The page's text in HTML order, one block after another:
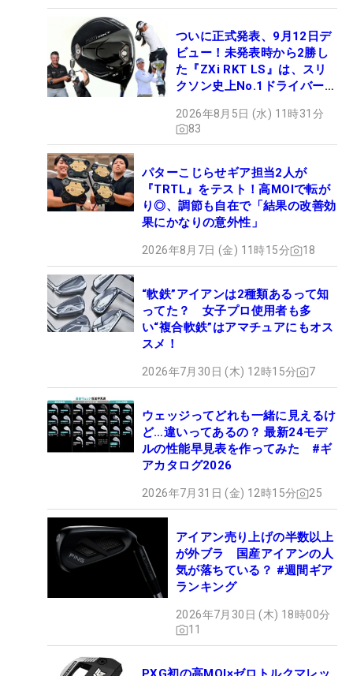
ついに正式発表、9月12日デ
ビュー！未発表時から2勝し
た『ZXi RKT LS』は、スリ
クソン史上No.1ドライバー!?
2026年8月5日 (水) 11時31分
83
パターこじらせギア担当2人が
『TRTL』をテスト！高MOIで転が
り◎、調節も自在で「結果の改善効
果にかなりの意外性」
2026年8月7日 (金) 11時15分 18
“軟鉄”アイアンは2種類あるって知
ってた？ 女子プロ使用者も多
い“複合軟鉄”はアマチュアにもオス
スメ！
2026年7月30日 (木) 12時15分 7
ウェッジってどれも一緒に見えるけ
ど…違いってあるの？ 最新24モデ
ルの性能早見表を作ってみた #ギ
アカタログ2026
2026年7月31日 (金) 12時15分 25
アイアン売り上げの半数以上
が外ブラ 国産アイアンの人
気が落ちている？ #週間ギア
ランキング
2026年7月30日 (木) 18時00分
11